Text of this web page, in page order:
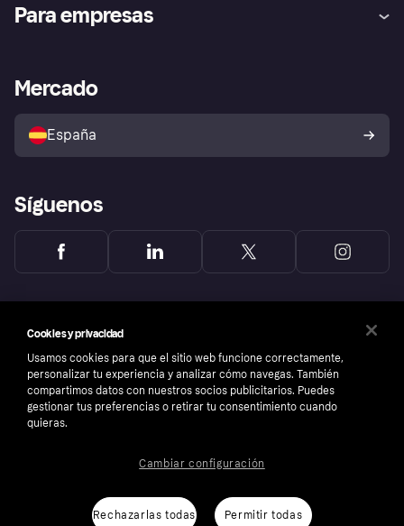
Inicio de sesión
Directorio de tiendas
Política de protección al
comprador de Klarna
Reclamaciones
Para empresas
Acceso empresas
Mercado
España
Síguenos
Número de empresa: 556737-0431
Cookies y privacidad
Usamos cookies para que el sitio web funcione correctamente,
personalizar tu experiencia y analizar cómo navegas. También
compartimos datos con nuestros socios publicitarios. Puedes
gestionar tus preferencias o retirar tu consentimiento cuando
quieras.
Rechazarlas todas Permitir todas
Cambiar configuración